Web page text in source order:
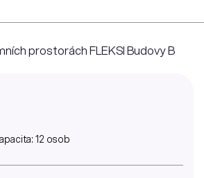
prostorách FLEKSI Budovy B
12 osob